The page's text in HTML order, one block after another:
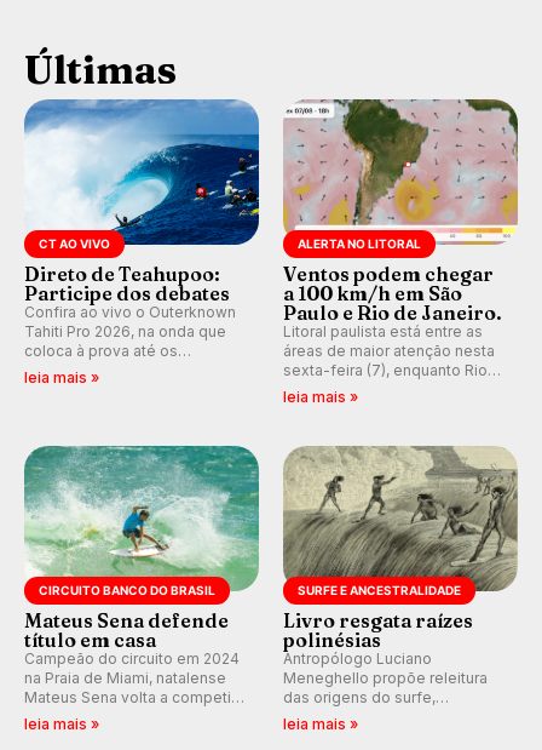
Últimas
CT AO VIVO
Direto de Teahupoo:
Participe dos debates
Confira ao vivo o Outerknown
Tahiti Pro 2026, na onda que
coloca à prova até os
melhores surfistas do mundo.
leia mais »
ALERTA NO LITORAL
Ventos podem chegar
a 100 km/h em São
Paulo e Rio de Janeiro.
Litoral paulista está entre as
áreas de maior atenção nesta
sexta-feira (7), enquanto Rio
de Janeiro também recebe
km/h em Itanhaém.
leia mais »
CIRCUITO BANCO DO BRASIL
Mateus Sena defende
título em casa
Campeão do circuito em 2024
na Praia de Miami, natalense
Mateus Sena volta a competir
em casa em busca de manter a
leia mais »
SURFE E ANCESTRALIDADE
Livro resgata raízes
polinésias
Antropólogo Luciano
Meneghello propõe releitura
das origens do surfe,
resgatando a cultura polinésia
leia mais »